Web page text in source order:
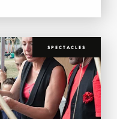
SPECTACLES